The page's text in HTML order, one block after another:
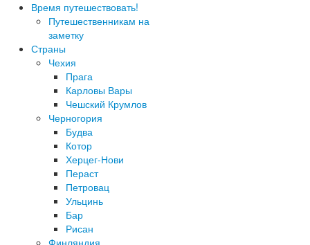
Время путешествовать!
Путешественникам на
заметку
Страны
Чехия
Прага
Карловы Вары
Чешский Крумлов
Черногория
Будва
Котор
Херцег-Нови
Пераст
Петровац
Ульцинь
Бар
Рисан
Финляндия